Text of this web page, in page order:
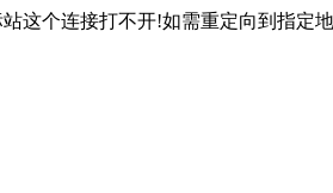
这个连接打不开!如需重定向到指定